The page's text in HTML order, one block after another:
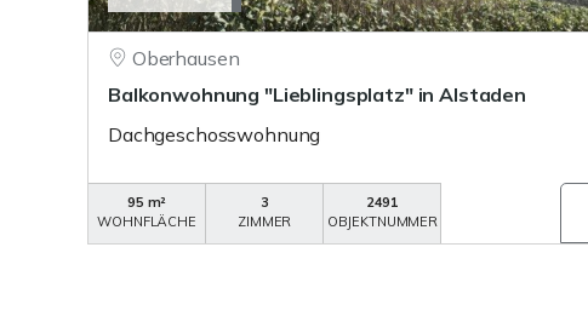
Oberhausen
Balkonwohnung "Lieblingsplatz" in Alstaden
Dachgeschosswohnung
95 m²
WOHNFLÄCHE
3
ZIMMER
2491
OBJEKTNUMMER